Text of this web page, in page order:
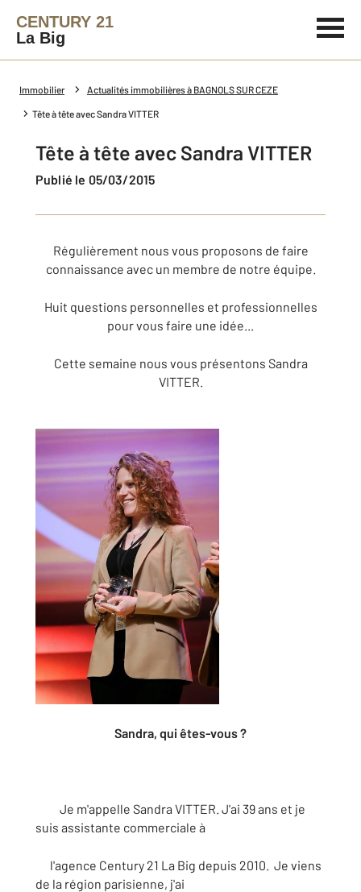
CENTURY 21
La Big
Immobilier Actualités immobilières à BAGNOLS SUR CEZE
Tête à tête avec Sandra VITTER
Tête à tête avec Sandra VITTER
Publié le 05/03/2015
Régulièrement nous vous proposons de faire
connaissance avec un membre de notre équipe.
Huit questions personnelles et professionnelles
pour vous faire une idée...
Cette semaine nous vous présentons Sandra
VITTER.
Sandra, qui êtes-vous ?
Je m'appelle Sandra VITTER. J'ai 39 ans et je
suis assistante commerciale à
l'agence Century 21 La Big depuis 2010. Je viens
de la région parisienne, j'ai